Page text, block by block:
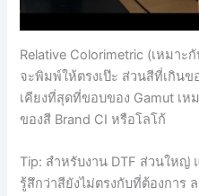
Relative Colorimetric (เหมา
จะพิมพ์ให้ตรงเป๊ะ ส่วนสีที่เกินข
เคียงที่สุดที่ขอบของ Gamut เ
ของสี Brand CI หรือโลโก้
Tip: สำหรับงาน DTF ส่วนใหญ่
รู้สึกว่าสียังไม่ตรงกับที่ต้องการ